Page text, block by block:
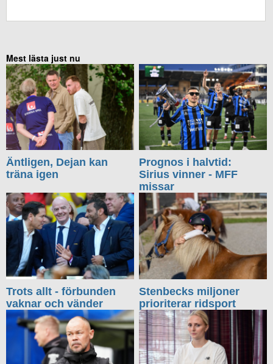
Mest lästa just nu
Äntligen, Dejan kan
träna igen
Prognos i halvtid:
Sirius vinner - MFF
missar
Trots allt - förbunden
vaknar och vänder
Stenbecks miljoner
prioriterar ridsport